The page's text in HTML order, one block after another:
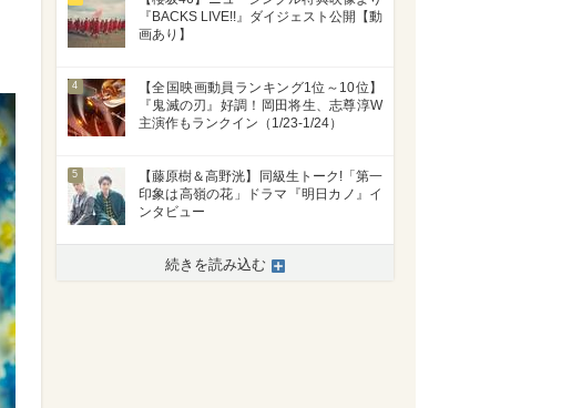
『BACKS LIVE!!』ダイジェスト公開【動
画あり】
4
【全国映画動員ランキング1位～10位】
『鬼滅の刃』好調！岡田将生、志尊淳W
主演作もランクイン（1/23-1/24）
5
【藤原樹＆高野洸】同級生トーク!「第一
印象は高嶺の花」ドラマ『明日カノ』イ
ンタビュー
続きを読み込む